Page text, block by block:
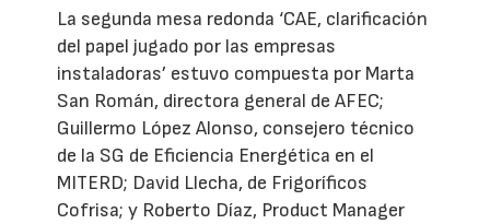
La segunda mesa redonda ‘CAE, clarificación
del papel jugado por las empresas
instaladoras’ estuvo compuesta por Marta
San Román, directora general de AFEC;
Guillermo López Alonso, consejero técnico
de la SG de Eficiencia Energética en el
MITERD; David Llecha, de Frigoríficos
Cofrisa; y Roberto Díaz, Product Manager